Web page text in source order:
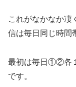
これがなかなか凄
信は毎日同じ時間
最初は毎日①②各
です。